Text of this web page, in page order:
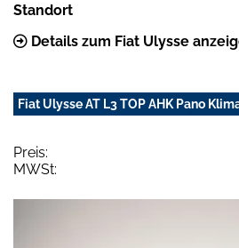
Standort
Details zum Fiat Ulysse
Fiat Ulysse AT L3 TOP AHK Pano
Preis:
MWSt: